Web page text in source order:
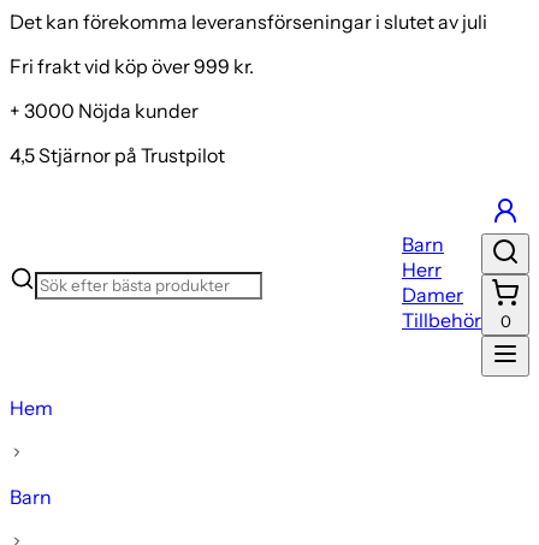
Det kan förekomma leveransförseningar i slutet av juli
Fri frakt vid köp över 999 kr.
+ 3000 Nöjda kunder
4,5 Stjärnor på Trustpilot
Barn
Herr
Damer
Tillbehör
0
Hem
Barn